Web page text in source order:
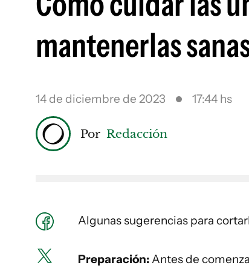
mantenerlas
14 de diciembre de 2023 17:44 hs
Por Redacción
Algunas sugerencias para
Preparación:Antes de